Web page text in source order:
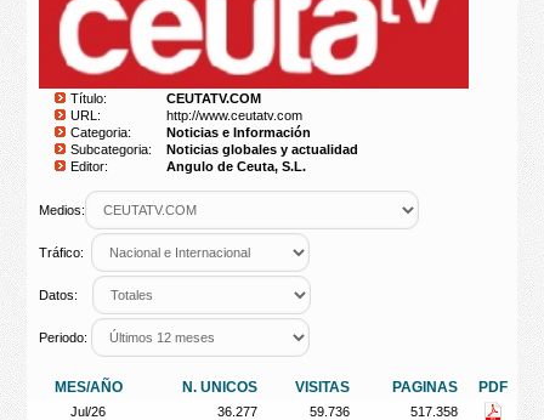
Título:
CEUTATV.COM
URL:
http://www.ceutatv.com
Categoria:
Noticias e Información
Subcategoria:
Noticias globales y actualidad
Editor:
Angulo de Ceuta, S.L.
Medios:
Tráfico:
Datos:
Periodo:
MES/AÑO N. UNICOS VISITAS PAGINAS PDF
Jul/26 36.277 59.736
517.358